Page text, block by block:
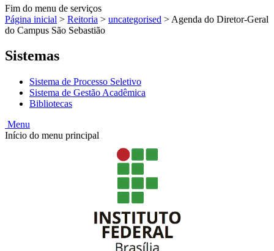
Fim do menu de serviços
Página inicial > Reitoria > uncategorised > Agenda do Diretor-Geral
do Campus São Sebastião
Sistemas
Sistema de Processo Seletivo
Sistema de Gestão Acadêmica
Bibliotecas
Menu
Início do menu principal